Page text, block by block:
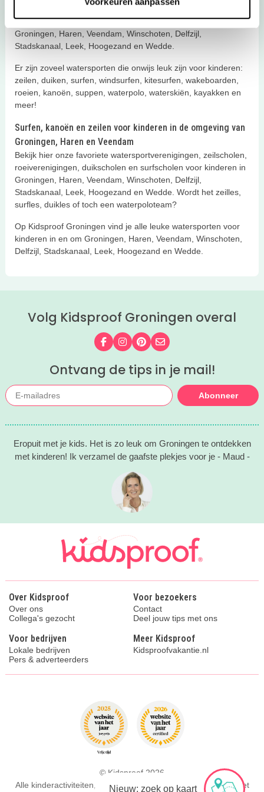
water liggen. Daarom hebben wij op Kidsproof Groningen de
leukste watersporten voor kinderen verzameld in en om
Groningen, Haren, Veendam, Winschoten, Delfzijl,
Stadskanaal, Leek, Hoogezand en Wedde.
Er zijn zoveel watersporten die onwijs leuk zijn voor kinderen:
zeilen, duiken, surfen, windsurfen, kitesurfen, wakeboarden,
roeien, kanoën, suppen, waterpolo, waterskiën, kayakken en
meer!
Surfen, kanoën en zeilen voor kinderen in de omgeving van
Groningen, Haren en Veendam
Bekijk hier onze favoriete watersportverenigingen, zeilscholen,
roeiverenigingen, duikscholen en surfscholen voor kinderen in
Groningen, Haren, Veendam, Winschoten, Delfzijl,
Stadskanaal, Leek, Hoogezand en Wedde. Wordt het zeilles,
surfles, duikles of toch een waterpoloteam?
Op Kidsproof Groningen vind je alle leuke watersporten voor
kinderen in en om Groningen, Haren, Veendam, Winschoten,
Delfzijl, Stadskanaal, Leek, Hoogezand en Wedde.
Nieuw: zoek op kaart
Volg Kidsproof Groningen overal
Volg ons op Facebook
Volg ons op Instagram
Volg ons op Pinterest
Mail ons
Ontvang de tips in je mail!
Abonneer
Eropuit met je kids. Het is zo leuk om Groningen te ontdekken
met kinderen! Ik verzamel de gaafste plekjes voor je - Maud -
Over Kidsproof
Over ons
Collega's gezocht
Voor bezoekers
Contact
Deel jouw tips met ons
Voor bedrijven
Lokale bedrijven
Pers & adverteerders
Meer Kidsproof
Kidsproofvakantie.nl
© Kidsproof 2026
Alle kinderactiviteiten, uitjes en de leukste tips voor ouders met